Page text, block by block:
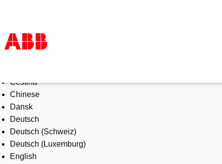
Products & Solutions
Industries
Services
About us
Where to buy
Contact us
Careers
Čeština
Chinese
Dansk
Deutsch
Deutsch (Schweiz)
Deutsch (Luxemburg)
English